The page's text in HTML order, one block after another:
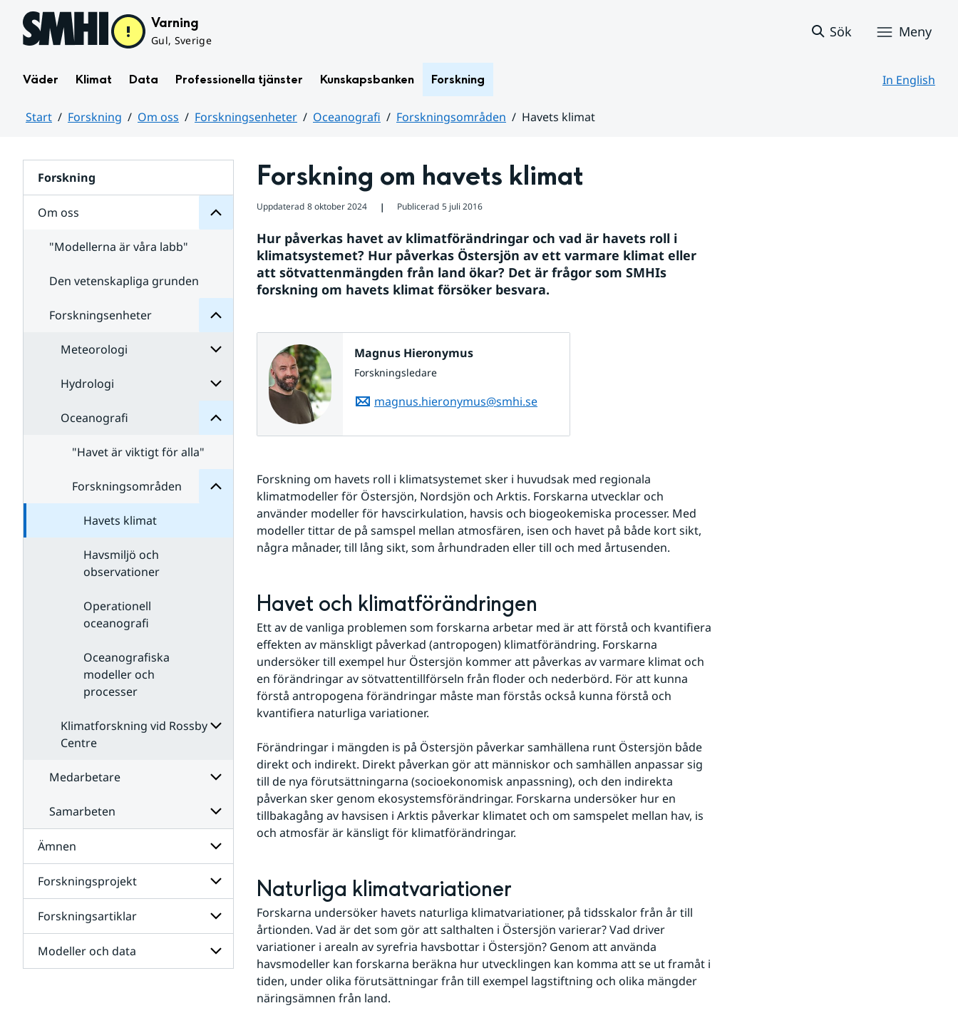
Hoppa till sidans innehåll Varning
Gul, Sverige
Sök Meny
Väder Klimat Data Professionella tjänster Kunskapsbanken Forskning In English
Start Forskning Om oss Forskningsenheter Oceanografi Forskningsområden
Havets klimat
Forskning
Om oss
för
"Modellerna är våra labb"
Den vetenskapliga grunden
Forskningsenheter
Undersidor
Forskningsenheter
Meteorologi
Undersidor
Meteorologi
Hydrologi
Undersidor
Hydrologi
Oceanografi
Undersidor
Oceanografi
"Havet är viktigt för alla"
Forskningsområden
Undersidor
Forskningsområden
Havets klimat
Havsmiljö och
observationer
Operationell
oceanografi
Oceanografiska
modeller och
processer
Klimatforskning vid Rossby
Centre
Undersidor
för
Klimatforskning
Rossby
Centre
Medarbetare
Undersidor
för
Medarbetare
Samarbeten
Undersidor
för
Samarbeten
Ämnen
Undersidor
för
Ämnen
Forskningsprojekt
Undersidor
för
Forskningsprojekt
Forskningsartiklar
Undersidor
för
Forskningsartiklar
Modeller och data
Undersidor
Forskning om havets klimat
Uppdaterad 8 oktober 2024 ❘ Publicerad 5 juli 2016
Hur påverkas havet av klimatförändringar och vad är havets roll i
klimatsystemet? Hur påverkas Östersjön av ett varmare klimat eller
att sötvattenmängden från land ökar? Det är frågor som SMHIs
forskning om havets klimat försöker besvara.
Magnus Hieronymus
Forskningsledare
magnus.hieronymus@smhi.se
Forskning om havets roll i klimatsystemet sker i huvudsak med regionala
klimatmodeller för Östersjön, Nordsjön och Arktis. Forskarna utvecklar och
använder modeller för havscirkulation, havsis och biogeokemiska processer. Med
modeller tittar de på samspel mellan atmosfären, isen och havet på både kort sikt,
några månader, till lång sikt, som århundraden eller till och med årtusenden.
Havet och klimatförändringen
Ett av de vanliga problemen som forskarna arbetar med är att förstå och kvantifiera
effekten av mänskligt påverkad (antropogen) klimatförändring. Forskarna
undersöker till exempel hur Östersjön kommer att påverkas av varmare klimat och
en förändringar av sötvattentillförseln från floder och nederbörd. För att kunna
förstå antropogena förändringar måste man förstås också kunna förstå och
kvantifiera naturliga variationer.
Förändringar i mängden is på Östersjön påverkar samhällena runt Östersjön både
direkt och indirekt. Direkt påverkan gör att människor och samhällen anpassar sig
till de nya förutsättningarna (socioekonomisk anpassning), och den indirekta
påverkan sker genom ekosystemsförändringar. Forskarna undersöker hur en
tillbakagång av havsisen i Arktis påverkar klimatet och om samspelet mellan hav, is
och atmosfär är känsligt för klimatförändringar.
Naturliga klimatvariationer
Forskarna undersöker havets naturliga klimatvariationer, på tidsskalor från år till
årtionden. Vad är det som gör att salthalten i Östersjön varierar? Vad driver
variationer i arealn av syrefria havsbottar i Östersjön? Genom att använda
havsmodeller kan forskarna beräkna hur utvecklingen kan komma att se ut framåt i
tiden, under olika förutsättningar från till exempel lagstiftning och olika mängder
näringsämnen från land.